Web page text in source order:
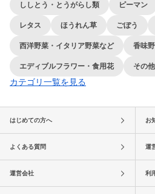
ししとう・とうがらし類 ピーマン
レタス ほうれん草 ごぼう
西洋野菜・イタリア野菜など 香味
エディブルフラワー・食用花 その
カテゴリ一覧を見る
はじめての方へ お
よくある質問 運
運営会社 利